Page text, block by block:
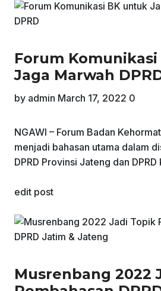
Forum
Jaga Marwah
by admin March 17, 2022 0
NGAWI – Forum Badan
menjadi bahasan utama dalam
DPRD Provinsi Jateng dan
edit post
Musrenbang 2022